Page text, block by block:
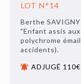
LOT N°14
Berthe
"Enfant assis
polychrome
accidents).
ADJUGÉ 110€